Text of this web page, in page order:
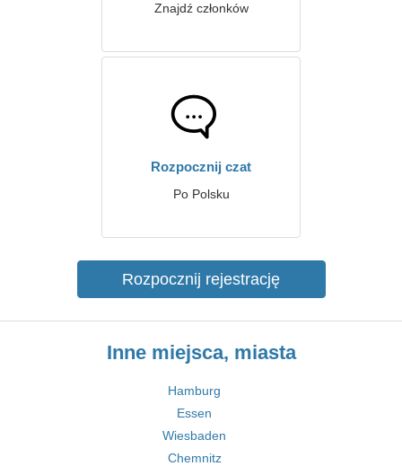
Znajdź członków
Rozpocznij czat
Po Polsku
Rozpocznij rejestrację
Inne miejsca, miasta
Hamburg
Essen
Wiesbaden
Chemnitz